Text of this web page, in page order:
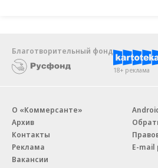
Благотворительный фонд
18+ реклама
О «Коммерсанте»
Архив
Контакты
Реклама
Вакансии
E-mail